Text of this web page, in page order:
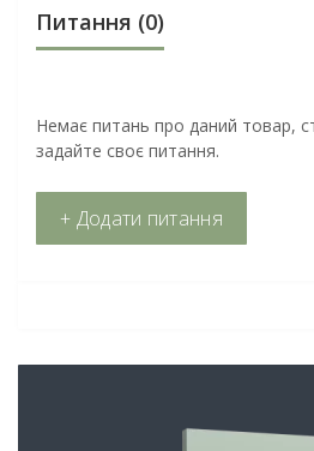
Питання (0)
Немає питань про даний товар,
задайте своє питання.
+ Додати питання